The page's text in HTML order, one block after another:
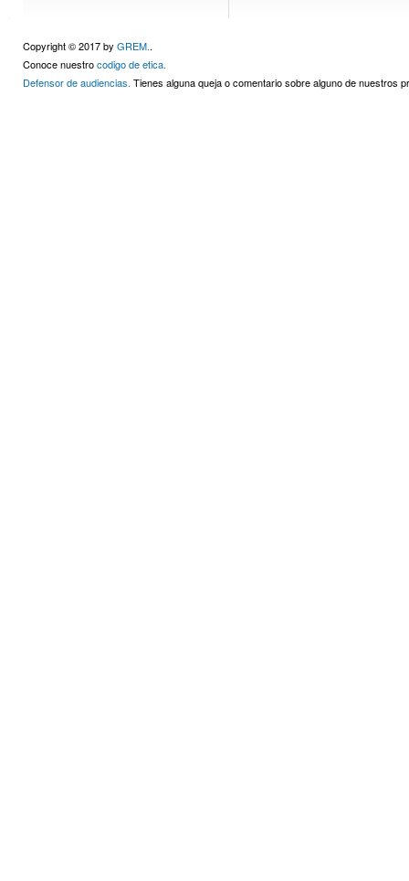
Copyright © 2017 by GREM..
Conoce nuestrocodigo de etica.
Defensor de audiencias. Tienes alguna queja o comentario sobre alguno de nuestros